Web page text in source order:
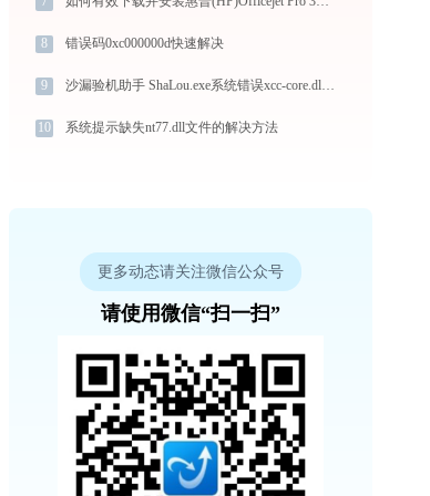
8 错误码0xc000000d快速解决
9 沙漏验机助手 ShaLou.exe系统错误xcc-core.dll丢失如何解决
10 系统提示缺失nt77.dll文件的解决方法
更多动态请关注微信公众号
请使用微信“扫一扫”